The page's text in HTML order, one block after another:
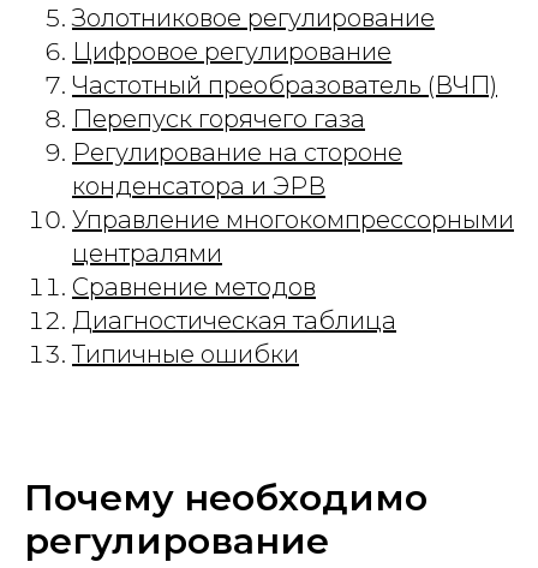
Золотниковое регулирование
Цифровое регулирование
Частотный преобразователь (ВЧП)
Перепуск горячего газа
Регулирование на стороне
конденсатора и ЭРВ
Управление многокомпрессорными
централями
Сравнение методов
Диагностическая таблица
Типичные ошибки
Почему необходимо
регулирование